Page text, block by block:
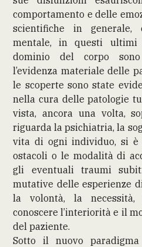
comportamento e delle
scientifiche in
mentale, in questi ultimi
dominio del corpo
l’evidenza materiale delle
le scoperte sono state
nella cura delle patologie
vista, ancora una volta,
riguarda la psichiatria, la
vita di ogni individuo, si è
ostacoli o le modalità di
gli eventuali traumi
mutative delle esperienze
la volontà, la
conoscere l’interiorità e il
del paziente.
Sotto il nuovo